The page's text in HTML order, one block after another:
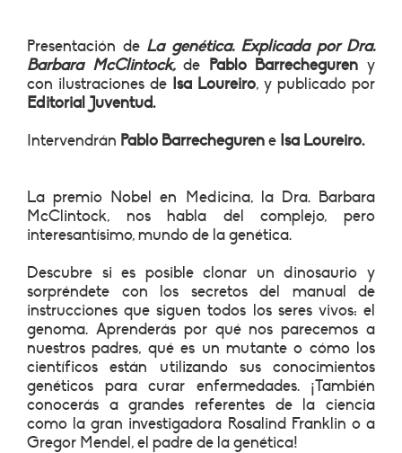
Presentación de La genética. Explicada por Dra.
Barbara McClintock,de Pablo Barrecheguren y
con ilustraciones de Isa Loureiro, y publicado por
Editorial Juventud.
Intervendrán Pablo Barrechegurene Isa Loureiro.
La premio Nobel en Medicina, la Dra. Barbara
McClintock, nos habla del complejo, pero
interesantísimo, mundo de la genética.
Descubre si es posible clonar un dinosaurio y
sorpréndete con los secretos del manual de
instrucciones que siguen todos los seres vivos: el
genoma. Aprenderás por qué nos parecemos a
nuestros padres, qué es un mutante o cómo los
científicos están utilizando sus conocimientos
genéticos para curar enfermedades. ¡También
conocerás a grandes referentes de la ciencia
como la gran investigadora Rosalind Franklin o a
Gregor Mendel, el padre de la genética!